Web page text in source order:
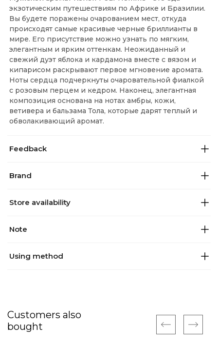
экзотическим путешествиям по Африке и Бразилии.
Вы будете поражены очарованием мест, откуда
происходят самые красивые черные бриллианты в
мире. Его присутствие можно узнать по мягким,
элегантным и ярким оттенкам. Неожиданный и
свежий дуэт яблока и кардамона вместе с вязом и
кипарисом раскрывают первое мгновение аромата.
Ноты сердца подчеркнуты очаровательной фиалкой
с розовым перцем и кедром. Наконец, элегантная
композиция основана на нотах амбры, кожи,
ветивера и бальзама Тола, которые дарят теплый и
обволакивающий аромат.
Feedback
Brand
Store availability
Note
Using method
Customers also
bought